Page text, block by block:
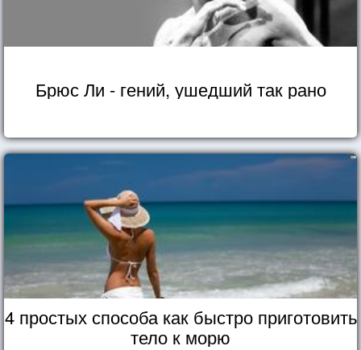
Брюс Ли - гений, ушедший так рано
4 простых способа как быстро приготовить
тело к морю